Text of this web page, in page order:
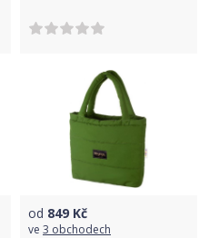
od 849 Kč
ve 3 obchodech